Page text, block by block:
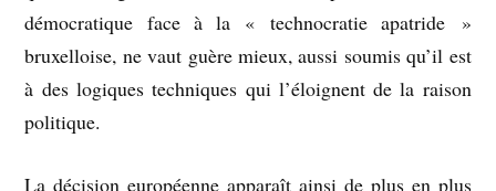
démocratique face à la « technocratie apatride »
bruxelloise, ne vaut guère mieux, aussi soumis qu’il est
à des logiques techniques qui l’éloignent de la raison
politique.
La décision européenne apparaît ainsi de plus en plus